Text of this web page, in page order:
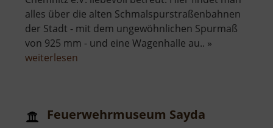
alles über die alten Schmalspurstraßenbahnen
der Stadt - mit dem ungewöhnlichen Spurmaß
von 925 mm - und eine Wagenhalle au.. »
weiterlesen
Feuerwehrmuseum Sayda